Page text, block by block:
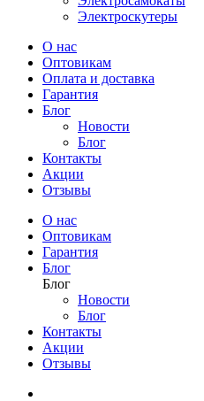
Электроскутеры
О нас
Оптовикам
Оплата и доставка
Гарантия
Блог
Новости
Блог
Контакты
Акции
Отзывы
О нас
Оптовикам
Гарантия
Блог
Блог
Новости
Блог
Контакты
Акции
Отзывы